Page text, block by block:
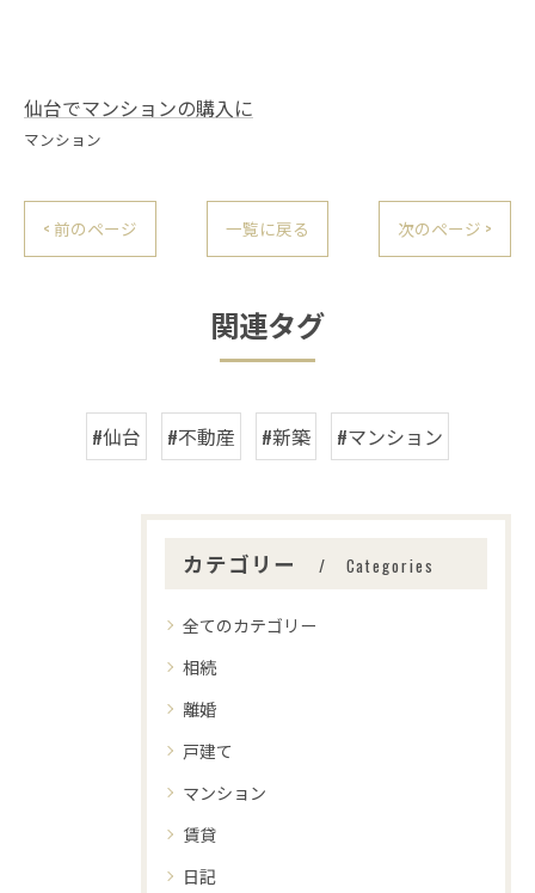
仙台でマンションの購入に
マンション
< 前のページ 一覧に戻る 次のページ >
関連タグ
#仙台 #不動産 #新築 #マンション
カテゴリー Categories
全てのカテゴリー
相続
離婚
戸建て
マンション
賃貸
日記